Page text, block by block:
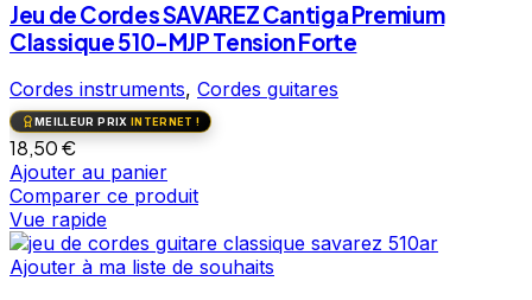
Jeu de Cordes SAVAREZ Cantiga Premium
Classique 510-MJP Tension Forte
Cordes instruments, Cordes guitares
MEILLEUR PRIX INTERNET !
18,50€
Ajouter au panier
Comparer ce produit
Vue rapide
Ajouter à ma liste de souhaits